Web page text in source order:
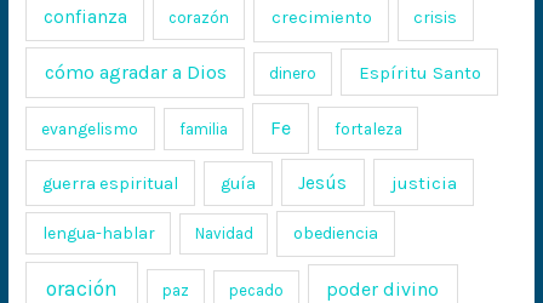
confianza corazón crecimiento crisis
cómo agradar a Dios dinero Espíritu Santo
evangelismo familia Fe fortaleza
guerra espiritual guía Jesús justicia
lengua-hablar Navidad obediencia
oración paz pecado poder divino